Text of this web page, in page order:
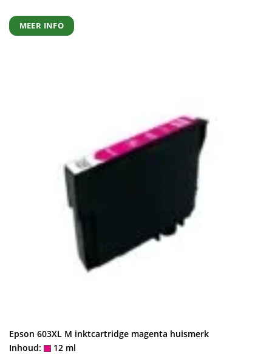
MEER INFO
Epson 603XL M inktcartridge magenta huismerk
Inhoud:
12 ml